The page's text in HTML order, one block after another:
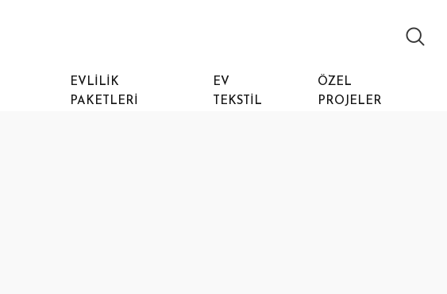
EVLILIK
PAKETLERI
EV
TEKSTIL
ÖZEL
PROJELER